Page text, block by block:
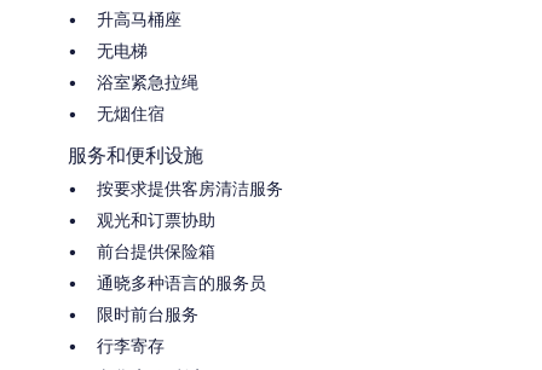
升高马桶座
无电梯
浴室紧急拉绳
无烟住宿
服务和便利设施
按要求提供客房清洁服务
观光和订票协助
前台提供保险箱
通晓多种语言的服务员
限时前台服务
行李寄存